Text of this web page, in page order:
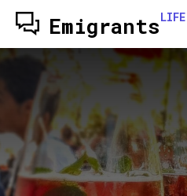
EmigrantsLIFE